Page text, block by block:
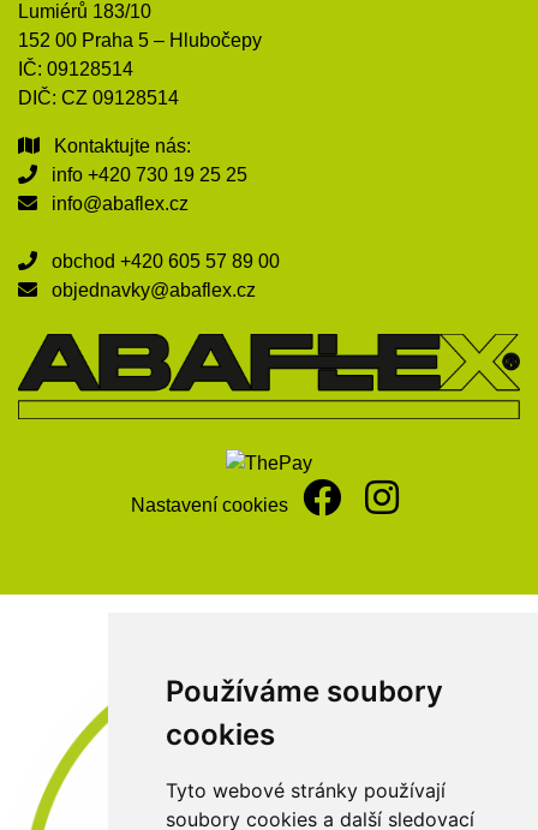
Používáme soubory
cookies
Tyto webové stránky používají
soubory cookies a další sledovací
Lumiérů 183/10
152 00 Praha 5 – Hlubočepy
IČ: 09128514
DIČ: CZ 09128514
Kontaktujte nás:
info +420 730 19 25 25
info@abaflex.cz
obchod +420 605 57 89 00
objednavky@abaflex.cz
Nastavení cookies